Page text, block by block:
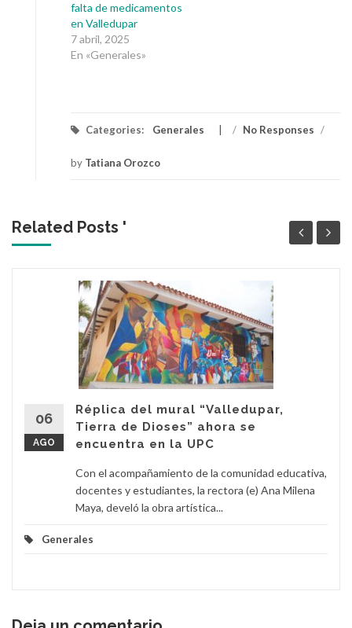
falta de medicamentos
en Valledupar
7 abril, 2025
En «Generales»
Categories: Generales / No Responses /
by Tatiana Orozco
Related Posts '
06
AGO
Réplica del mural “Valledupar,
Tierra de Dioses” ahora se
encuentra en la UPC
Con el acompañamiento de la comunidad educativa,
docentes y estudiantes, la rectora (e) Ana Milena
Maya, develó la obra artística...
Generales